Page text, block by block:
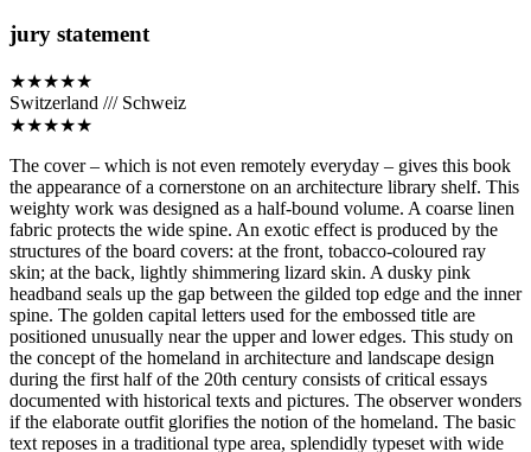
jury statement
★★★★★
Switzerland /// Schweiz
★★★★★
The cover – which is not even remotely everyday – gives this book
the appearance of a cornerstone on an architecture library shelf. This
weighty work was designed as a half-bound volume. A coarse linen
fabric protects the wide spine. An exotic effect is produced by the
structures of the board covers: at the front, tobacco-coloured ray
skin; at the back, lightly shimmering lizard skin. A dusky pink
headband seals up the gap between the gilded top edge and the inner
spine. The golden capital letters used for the embossed title are
positioned unusually near the upper and lower edges. This study on
the concept of the homeland in architecture and landscape design
during the first half of the 20th century consists of critical essays
documented with historical texts and pictures. The observer wonders
if the elaborate outfit glorifies the notion of the homeland. The basic
text reposes in a traditional type area, splendidly typeset with wide